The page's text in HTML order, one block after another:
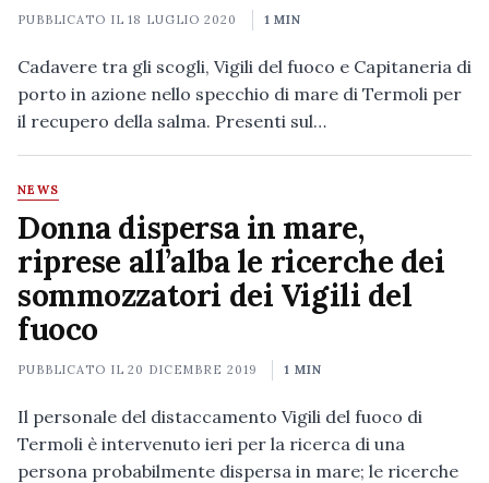
PUBBLICATO IL18 LUGLIO 2020 1 MIN
Cadavere tra gli scogli, Vigili del fuoco e Capitaneria di
porto in azione nello specchio di mare di Termoli per
il recupero della salma. Presenti sul…
NEWS
Donna dispersa in mare,
riprese all’alba le ricerche dei
sommozzatori dei Vigili del
fuoco
PUBBLICATO IL20 DICEMBRE 2019 1 MIN
Il personale del distaccamento Vigili del fuoco di
Termoli è intervenuto ieri per la ricerca di una
persona probabilmente dispersa in mare; le ricerche